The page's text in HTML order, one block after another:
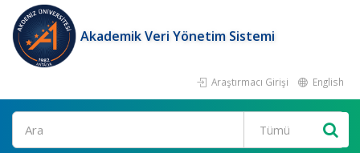
Akademik Veri Yönetim Sistemi
Araştırmacı Girişi English
Ara